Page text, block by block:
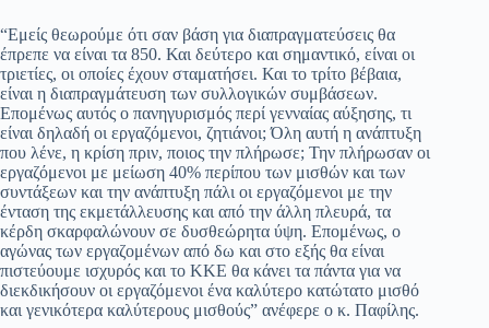
“Εμείς θεωρούμε ότι σαν βάση για διαπραγματεύσεις θα
έπρεπε να είναι τα 850. Και δεύτερο και σημαντικό, είναι οι
τριετίες, οι οποίες έχουν σταματήσει. Και το τρίτο βέβαια,
είναι η διαπραγμάτευση των συλλογικών συμβάσεων.
Επομένως αυτός ο πανηγυρισμός περί γενναίας αύξησης, τι
είναι δηλαδή οι εργαζόμενοι, ζητιάνοι; Όλη αυτή η ανάπτυξη
που λένε, η κρίση πριν, ποιος την πλήρωσε; Την πλήρωσαν οι
εργαζόμενοι με μείωση 40% περίπου των μισθών και των
συντάξεων και την ανάπτυξη πάλι οι εργαζόμενοι με την
ένταση της εκμετάλλευσης και από την άλλη πλευρά, τα
κέρδη σκαρφαλώνουν σε δυσθεώρητα ύψη. Επομένως, ο
αγώνας των εργαζομένων από δω και στο εξής θα είναι
πιστεύουμε ισχυρός και το ΚΚΕ θα κάνει τα πάντα για να
διεκδικήσουν οι εργαζόμενοι ένα καλύτερο κατώτατο μισθό
και γενικότερα καλύτερους μισθούς” ανέφερε ο κ. Παφίλης.